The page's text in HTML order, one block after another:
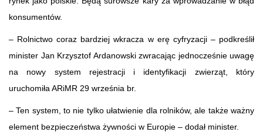
konsumentów.
– Rolnictwo coraz bardziej wkracza w erę cyfryzacji – podkreślił
minister Jan Krzysztof Ardanowski zwracając jednocześnie uwagę
na nowy system rejestracji i identyfikacji zwierząt, który
uruchomiła ARiMR 29 września br.
– Ten system, to nie tylko ułatwienie dla rolników, ale także ważny
element bezpieczeństwa żywności w Europie – dodał minister.